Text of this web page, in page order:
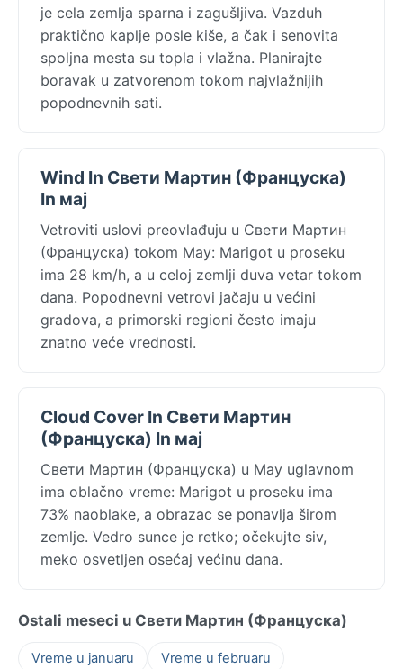
je cela zemlja sparna i zagušljiva. Vazduh
praktično kaplje posle kiše, a čak i senovita
spoljna mesta su topla i vlažna. Planirajte
boravak u zatvorenom tokom najvlažnijih
popodnevnih sati.
Wind In Свети Мартин (Француска)
In мај
Vetroviti uslovi preovlađuju u Свети Мартин
(Француска) tokom May: Marigot u proseku
ima 28 km/h, a u celoj zemlji duva vetar tokom
dana. Popodnevni vetrovi jačaju u većini
gradova, a primorski regioni često imaju
znatno veće vrednosti.
Cloud Cover In Свети Мартин
(Француска) In мај
Свети Мартин (Француска) u May uglavnom
ima oblačno vreme: Marigot u proseku ima
73% naoblake, a obrazac se ponavlja širom
zemlje. Vedro sunce je retko; očekujte siv,
meko osvetljen osećaj većinu dana.
Ostali meseci u Свети Мартин (Француска)
Vreme u januaru Vreme u februaru